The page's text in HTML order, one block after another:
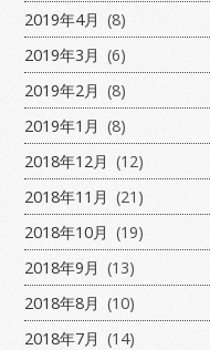
2019年4月 (8)
2019年3月 (6)
2019年2月 (8)
2019年1月 (8)
2018年12月 (12)
2018年11月 (21)
2018年10月 (19)
2018年9月 (13)
2018年8月 (10)
2018年7月 (14)